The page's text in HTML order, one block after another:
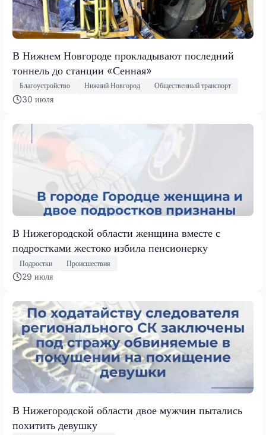
В Нижнем Новгороде прокладывают последний
тоннель до станции «Сенная»
Благоустройство Нижний Новгород Общественный транспорт
30 июля
В Нижегородской области женщина вместе с
подростками жестоко избила пенсионерку
Подростки Происшествия
29 июля
В Нижегородской области двое мужчин пытались
похитить девушку